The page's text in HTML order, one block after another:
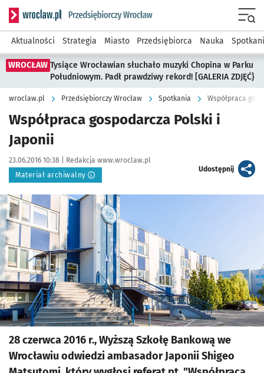
Serwis informacyjny wroclaw.pl podserwis: Strategia
Aktualności Strategia Miasto Przedsiębiorca Nauka
WROCŁAW Tysiące Wrocławian słuchało muzyki Chopina w Parku
Południowym. Padł prawdziwy rekord! [GALERIA ZDJĘĆ}
wroclaw.pl Przedsiębiorczy Wrocław Spotkania Współpraca
Współpraca gospodarcza Polski i
Japonii
Data publikacji:
23.06.2016 10:38 | Autor:
Redakcja www.wroclaw.pl
Materiał archiwalny
Udostępnijartykuł
Kliknij, aby powiększyć
28 czerwca 2016 r., Wyższą Szkołę Bankową we
Wrocławiu odwiedzi ambasador Japonii Shigeo